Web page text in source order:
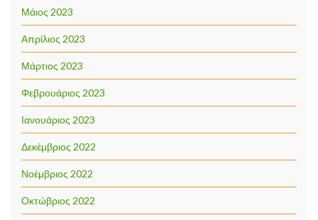
Μάιος 2023
Απρίλιος 2023
Μάρτιος 2023
Φεβρουάριος 2023
Ιανουάριος 2023
Δεκέμβριος 2022
Νοέμβριος 2022
Οκτώβριος 2022